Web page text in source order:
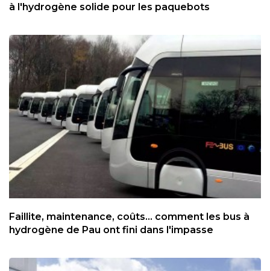
à l'hydrogène solide pour les paquebots
Faillite, maintenance, coûts... comment les bus à
hydrogène de Pau ont fini dans l'impasse